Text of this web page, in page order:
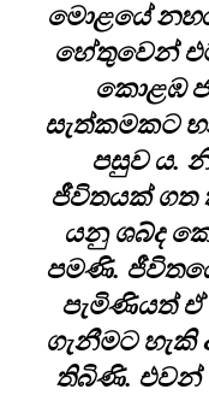
මොළයේ
හේතුවෙන්
කොළඹ
සැත්කමකට
පසුව ය.
ජීවිතයක් ගත
යනු ශබ්ද
පමණි.
පැමිණියත්
ගැනීමට
තිබිණි. එවන්